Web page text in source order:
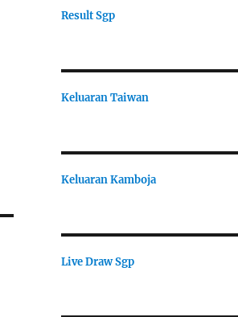
Result Sgp
Keluaran Taiwan
Keluaran Kamboja
Live Draw Sgp